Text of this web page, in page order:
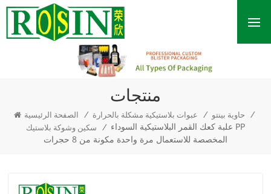
منتجات
الصفحة الرئيسية / عبوات بلاستيكية مشكلة بالحرارة / حاوية بينتو /
سكين وشوكة بلاستيك / علبة كعك القمر البلاستيكية السوداء PP
المخصصة للاستعمال مرة واحدة مكونة من 8 حجرات